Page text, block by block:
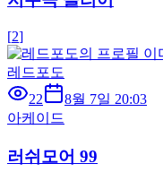
[2]
레드포도
22
8월 7일 20:03
아케이드
러쉬모어 99